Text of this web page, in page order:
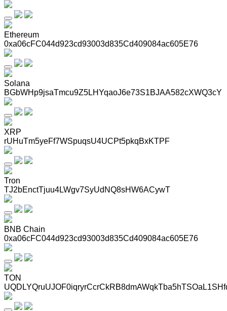
Ethereum
0xa06cFC044d923cd93003d835Cd409084ac605E76
Solana
BGbWHp9jsaTmcu9Z5LHYqaoJ6e73S1BJAA582cXWQ3cY
XRP
rUHuTm5yeFf7WSpuqsU4UCPt5pkqBxKTPF
Tron
TJ2bEnctTjuu4LWgv7SyUdNQ8sHW6ACywT
BNB Chain
0xa06cFC044d923cd93003d835Cd409084ac605E76
TON